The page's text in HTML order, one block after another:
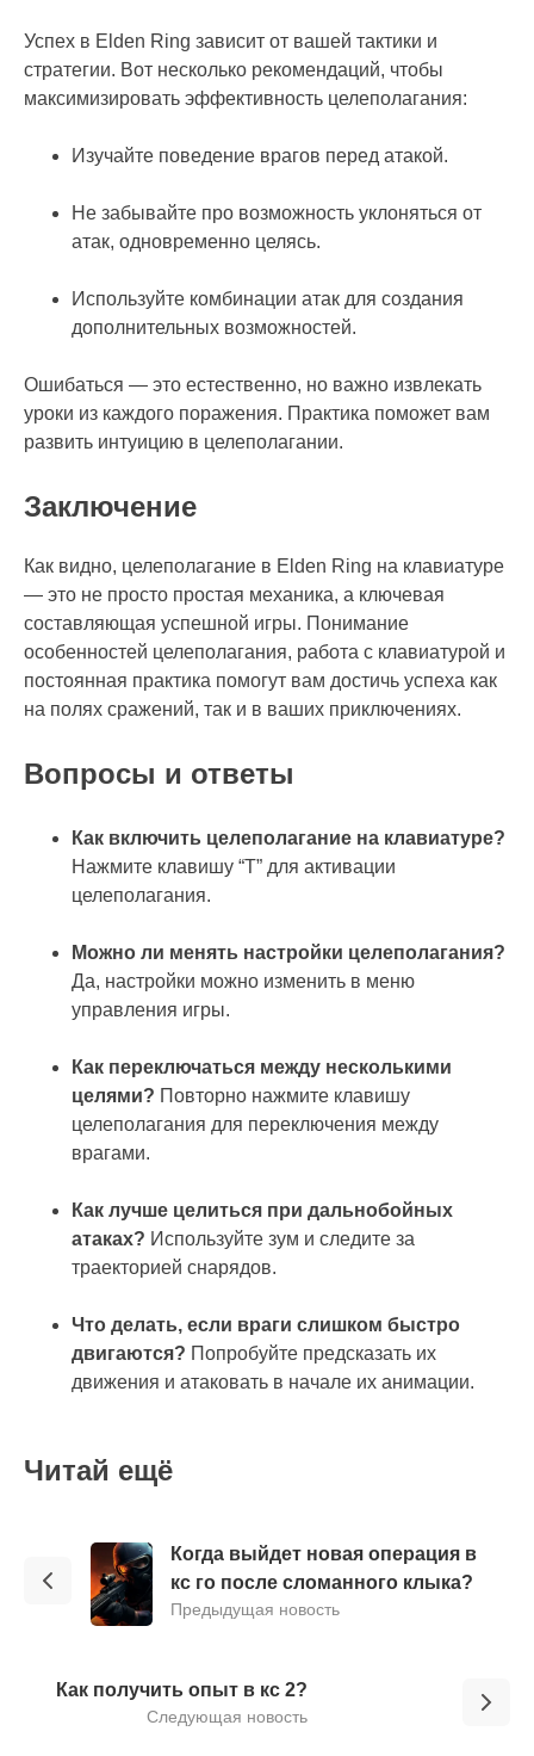
Успех в Elden Ring зависит от вашей тактики и
стратегии. Вот несколько рекомендаций, чтобы
максимизировать эффективность целеполагания:
Изучайте поведение врагов перед атакой.
Не забывайте про возможность уклоняться от
атак, одновременно целясь.
Используйте комбинации атак для создания
дополнительных возможностей.
Ошибаться — это естественно, но важно извлекать
уроки из каждого поражения. Практика поможет вам
развить интуицию в целеполагании.
Заключение
Как видно, целеполагание в Elden Ring на клавиатуре
— это не просто простая механика, а ключевая
составляющая успешной игры. Понимание
особенностей целеполагания, работа с клавиатурой и
постоянная практика помогут вам достичь успеха как
на полях сражений, так и в ваших приключениях.
Вопросы и ответы
Как включить целеполагание на клавиатуре?
Нажмите клавишу “T” для активации
целеполагания.
Можно ли менять настройки целеполагания?
Да, настройки можно изменить в меню
управления игры.
Как переключаться между несколькими
целями? Повторно нажмите клавишу
целеполагания для переключения между
врагами.
Как лучше целиться при дальнобойных
атаках? Используйте зум и следите за
траекторией снарядов.
Что делать, если враги слишком быстро
двигаются? Попробуйте предсказать их
движения и атаковать в начале их анимации.
Читай ещё
Когда выйдет новая операция в
кс го после сломанного клыка?
Предыдущая новость
Как получить опыт в кс 2?
Следующая новость